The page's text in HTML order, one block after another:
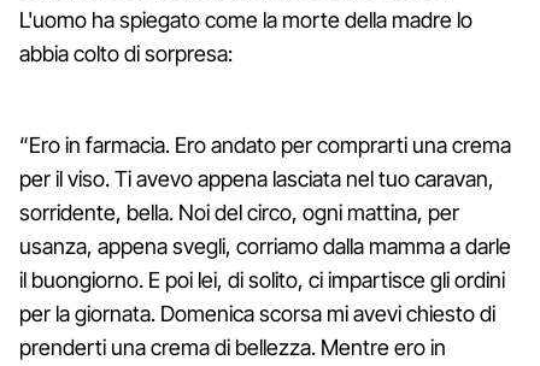
L'uomo ha spiegato come la morte della madre lo
abbia colto di sorpresa:
“Ero in farmacia. Ero andato per comprarti una crema
per il viso. Ti avevo appena lasciata nel tuo caravan,
sorridente, bella. Noi del circo, ogni mattina, per
usanza, appena svegli, corriamo dalla mamma a darle
il buongiorno. E poi lei, di solito, ci impartisce gli ordini
per la giornata. Domenica scorsa mi avevi chiesto di
prenderti una crema di bellezza. Mentre ero in